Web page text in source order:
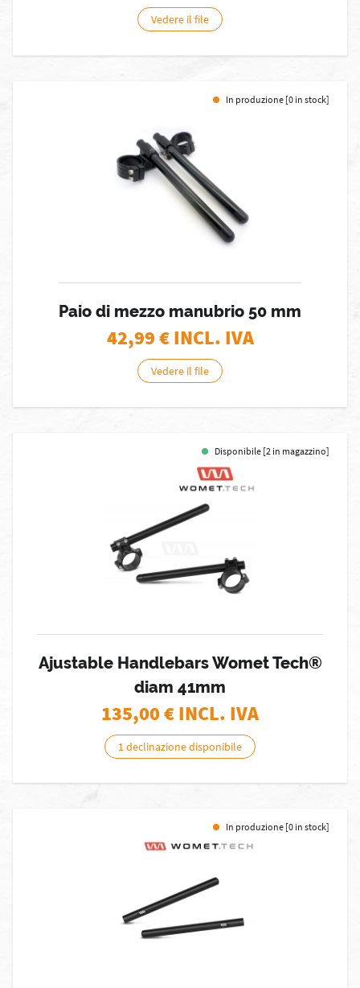
Vedere il file
In produzione [0 in stock]
Paio di mezzo manubrio 50 mm
42,99€ INCL. IVA
Vedere il file
Disponibile [2 in magazzino]
Ajustable Handlebars Womet Tech®
diam 41mm
135,00€ INCL. IVA
1 declinazione disponibile
In produzione [0 in stock]